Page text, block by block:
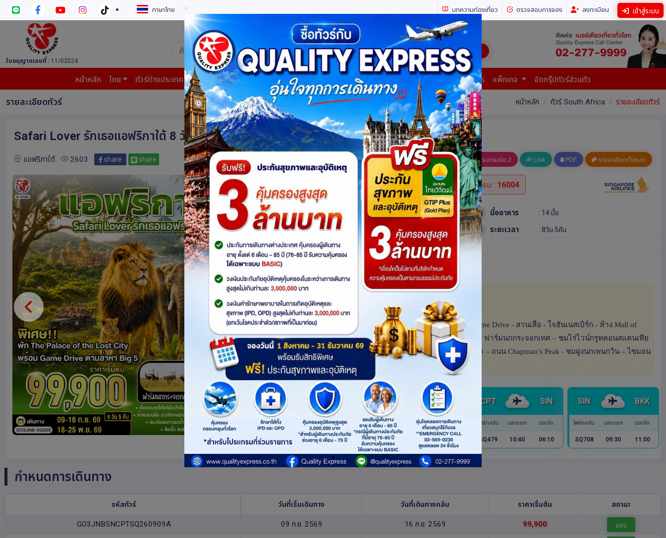
ภาษาไทย บทความท่องเที่ยว ตรวจสอบการจอง ลงทะเบียน เข้าสู่ระบบ
ใบอนุญาตเลขที่ : 11/02024
บริษัท ควอลิตี้ เอ็กซ์เพรส จำกัด ผู้เชี่ยวชาญด้านการท่องเที่ยว ทัวร์ ในประเทศ และ ต่างประเทศ (เที่ยวทั่วโลก)
หน้าหลัก ไทย ทัวร์ต่างประเทศ บินต้นทาง แพ็กเกจทัวร์ บัตรเข้าชม JR Pass เรือสำราญ บริการยื่นเอกสาร แพ็กเกจ จัดกรุ๊ปทัวร์ส่วนตัว
รายละเอียดทัวร์ หน้าหลัก ทัวร์ South Africa รายละเอียดทัวร์
Safari Lover รักเธอแอฟริกาใต้ 8 วัน 5 คืน สายการบิน Singapore Airlines (SQ)
แอฟริกาใต้ 2603 share share โปรแกรมย่อ 1 โปรแกรมย่อ 2 Link PDF รายละเอียดทั้งหมด
เริ่มต้น ฿99,900 ดูโปรแกรมทัวร์ รหัสโปรแกรม : 16004
รหัสทัวร์ : GO3JNB-SQ009 มื้ออาหาร : 14 มื้อ
สายการบิน : Singapore Airlines ระยะเวลา : 8วัน 5คืน
Product : Go365Travel
เคปทาวน์ โจฮันเนสเบิร์ก พริทอเรีย
Highlight
โจฮันเนสเบิร์ก - พริทอเรีย – Union Building - ซันซิตี้ - Game Drive - สวนเสือ - โจฮันเนสเบิร์ก - ห้าง Mall of
Africa - ลิ้มรสบาร์บีคิวเนื้อสัตว์ - เคปทาวน์ – Table Mountain - ฟาร์มนกกระจอกเทศ – ชมไร่ไวน์กรูทคอนสแตนเทีย
- วิคตอเรีย แอนด์ อัลเฟรด วอเตอร์ฟร้อนท์ - ล่องเรือชมแมวน้ำ – ถนน Chapman’s Peak - ชมฝูงนกเพนกวิน – ไซมอน
ทาวน์ – แหลมกู๊ดโฮป
ไฟล์ทไป เวลาออก เวลาถึง
SQ713 20:15 23:40
SIN JNB
ไฟล์ทไป เวลาออก เวลาถึง
SQ478 01:30 06:10
CPT SIN
ไฟล์ทกลับ เวลาออก เวลาถึง
SQ479 10:40 06:10
SIN BKK
ไฟล์ทกลับ เวลาออก เวลาถึง
SQ708 09:30 11:00
กำหนดการเดินทาง
รหัสทัวร์ วันที่เริ่มเดินทาง วันที่เดินทางกลับ ราคาเริ่มต้น สถานะ
GO3JNB5NCPTSQ260909A 09 ก.ย. 2569 16 ก.ย. 2569 99,900 จอง